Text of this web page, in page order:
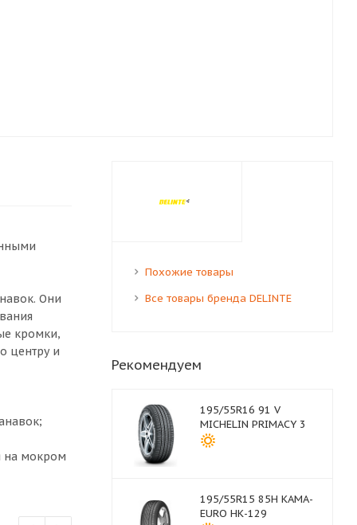
Они
кромки,
центру и
на мокром
Похожие товары
Все товары бренда DELINTE
Рекомендуем
195/55R16 91 V
MICHELIN PRIMACY 3
195/55R15 85H КАМА-
EURO НК-129